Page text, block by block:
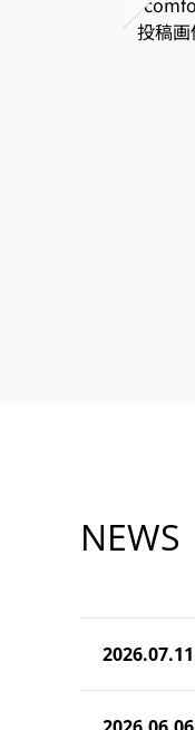
NEWS
2026.07.11